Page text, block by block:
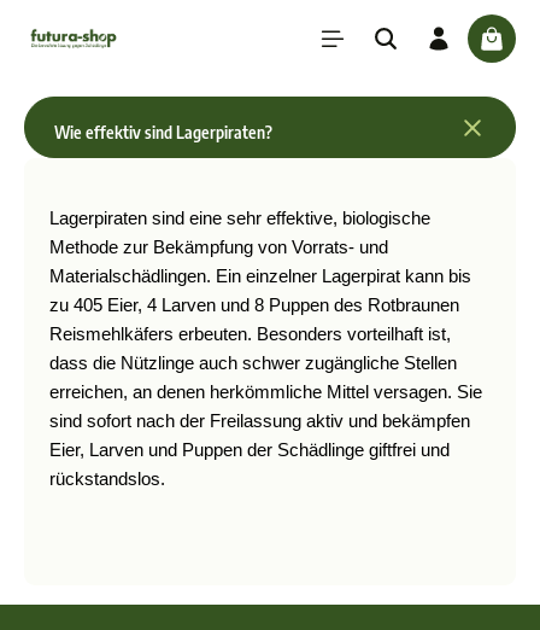
springen
Wie effektiv sind Lagerpiraten?
Lagerpiraten sind eine sehr effektive, biologische
Methode zur Bekämpfung von Vorrats- und
Materialschädlingen. Ein einzelner Lagerpirat kann bis
zu 405 Eier, 4 Larven und 8 Puppen des Rotbraunen
Reismehlkäfers erbeuten. Besonders vorteilhaft ist,
dass die Nützlinge auch schwer zugängliche Stellen
erreichen, an denen herkömmliche Mittel versagen. Sie
sind sofort nach der Freilassung aktiv und bekämpfen
Eier, Larven und Puppen der Schädlinge giftfrei und
rückstandslos.